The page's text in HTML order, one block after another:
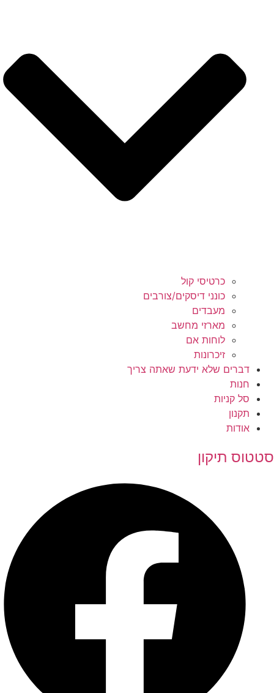
כרטיסי קול
כונני דיסקים/צורבים
מעבדים
מארזי מחשב
לוחות אם
זיכרונות
דברים שלא ידעת שאתה צריך
חנות
סל קניות
תקנון
אודות
סטטוס תיקון